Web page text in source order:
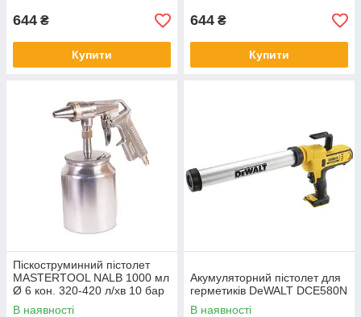
644 ₴
Купити
644 ₴
Купити
Піскоструминний пістолет
MASTERTOOL NALB 1000 мл
Ø 6 кон. 320-420 л/хв 10 бар
81-8708
В наявності
Акумуляторний пістолет для
герметиків DeWALT DCE580N
В наявності